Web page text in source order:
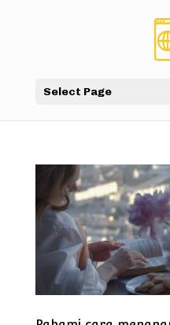
Select Page